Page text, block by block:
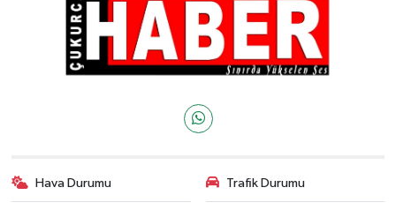
Hava Durumu Trafik Durumu